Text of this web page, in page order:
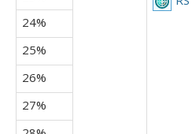
24%
25%
26%
27%